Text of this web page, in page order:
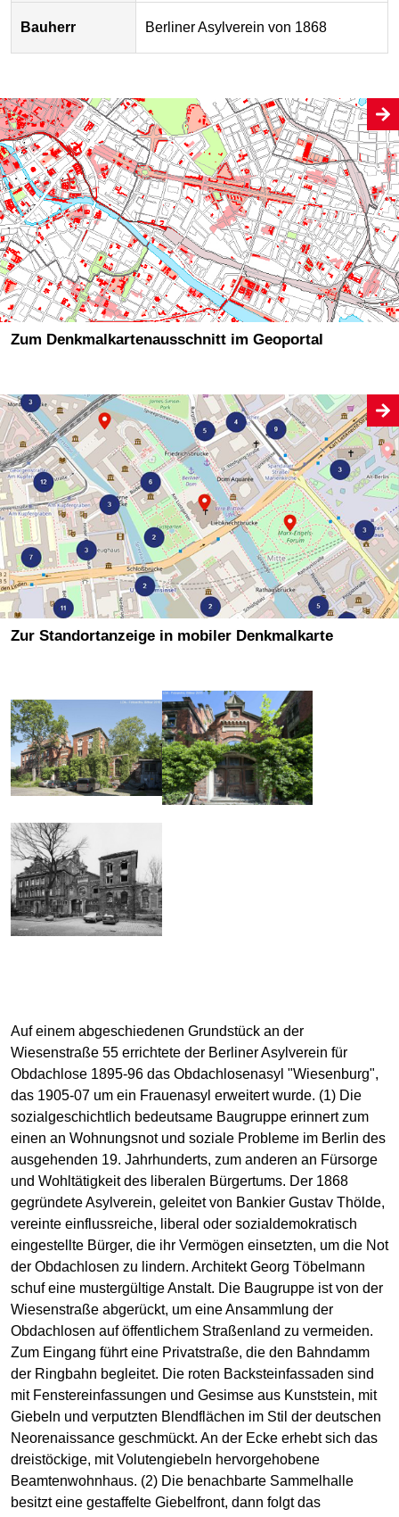
Bauherr Berliner Asylverein von 1868
Zum Denkmalkartenausschnitt im Geoportal
Zur Standortanzeige in mobiler Denkmalkarte
Auf einem abgeschiedenen Grundstück an der
Wiesenstraße 55 errichtete der Berliner Asylverein für
Obdachlose 1895-96 das Obdachlosenasyl "Wiesenburg",
das 1905-07 um ein Frauenasyl erweitert wurde. (1) Die
sozialgeschichtlich bedeutsame Baugruppe erinnert zum
einen an Wohnungsnot und soziale Probleme im Berlin des
ausgehenden 19. Jahrhunderts, zum anderen an Fürsorge
und Wohltätigkeit des liberalen Bürgertums. Der 1868
gegründete Asylverein, geleitet von Bankier Gustav Thölde,
vereinte einflussreiche, liberal oder sozialdemokratisch
eingestellte Bürger, die ihr Vermögen einsetzten, um die Not
der Obdachlosen zu lindern. Architekt Georg Töbelmann
schuf eine mustergültige Anstalt. Die Baugruppe ist von der
Wiesenstraße abgerückt, um eine Ansammlung der
Obdachlosen auf öffentlichem Straßenland zu vermeiden.
Zum Eingang führt eine Privatstraße, die den Bahndamm
der Ringbahn begleitet. Die roten Backsteinfassaden sind
mit Fenstereinfassungen und Gesimse aus Kunststein, mit
Giebeln und verputzten Blendflächen im Stil der deutschen
Neorenaissance geschmückt. An der Ecke erhebt sich das
dreistöckige, mit Volutengiebeln hervorgehobene
Beamtenwohnhaus. (2) Die benachbarte Sammelhalle
besitzt eine gestaffelte Giebelfront, dann folgt das